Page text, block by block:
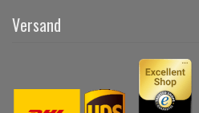
Versand